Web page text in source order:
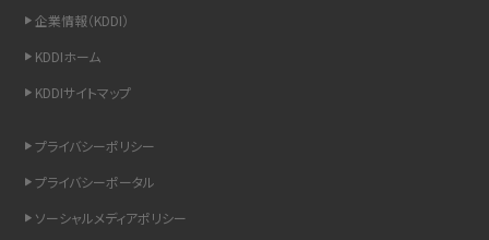
リプライ機能とは？LINE、X（旧Twitter）、Instagram、TikTokで送る方法を解説
インスタのDMの送り方は？便利機能の使い方や注意点をわかりやすく解説
企業情報（KDDI）
KDDIホーム
KDDIサイトマップ
プライバシーポリシー
プライバシーポータル
ソーシャルメディアポリシー